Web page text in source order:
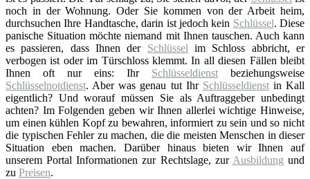
noch in der Wohnung. Oder Sie kommen von der Arbeit heim,
durchsuchen Ihre Handtasche, darin ist jedoch kein Schlüssel. Diese
panische Situation möchte niemand mit Ihnen tauschen. Auch kann
es passieren, dass Ihnen der Schlüssel im Schloss abbricht, er
verbogen ist oder im Türschloss klemmt. In all diesen Fällen bleibt
Ihnen oft nur eins: Ihr Schlüsseldienst beziehungsweise
Schlüsselnotdienst. Aber was genau tut Ihr Schlüsseldienstin Kall
eigentlich? Und worauf müssen Sie als Auftraggeber unbedingt
achten? Im Folgenden geben wir Ihnen allerlei wichtige Hinweise,
um einen kühlen Kopf zu bewahren, informiert zu sein und so nicht
die typischen Fehler zu machen, die die meisten Menschen in dieser
Situation eben machen. Darüber hinaus bieten wir Ihnen auf
unserem Portal Informationen zur Rechtslage, zur Ausbildung und
zu Preisen.